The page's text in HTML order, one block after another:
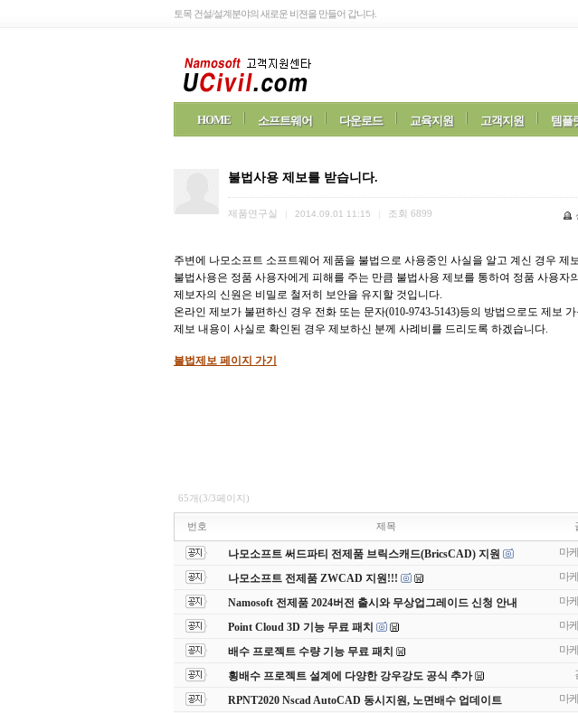
토목 건설/설계분야의 새로운 비젼을 만들어 갑니다.
HOME 소프트웨어 다운로드 교육지원 고객지원 템플
불법사용 제보를 받습니다.
제품연구실 2014.09.01 11:15 조회 6899
주변에 나모소프트 소프트웨어 제품을 불법으로 사용중인 사실을 알고 계신 경우 제
불법사용은 정품 사용자에게 피해를 주는 만큼 불법사용 제보를 통하여 정품 사용자
제보자의 신원은 비밀로 철저히 보안을 유지할 것입니다.
온라인 제보가 불편하신 경우 전화 또는 문자(010-9743-5143)등의 방법으로도 제보
제보 내용이 사실로 확인된 경우 제보하신 분께 사례비를 드리도록 하겠습니다.
불법제보 페이지 가기
65개(3/3페이지)
번호 제목
나모소프트 써드파티 전제품 브릭스캐드(BricsCAD) 지원 마
나모소프트 전제품 ZWCAD 지원!!! 마
Namosoft 전제품 2024버전 출시와 무상업그레이드 신청 안내 마
Point Cloud 3D 기능 무료 패치 마
배수 프로젝트 수량 기능 무료 패치 마
횡배수 프로젝트 설계에 다양한 강우강도 공식 추가
RPNT2020 Nscad AutoCAD 동시지원, 노면배수 업데이트 마